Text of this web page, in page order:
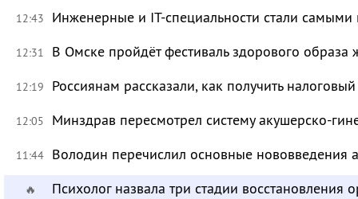
12:43 Инженерные и IT-специальности стали
12:31 В Омске пройдёт фестиваль здорового
12:19 Россиянам рассказали, как получить
12:05 Минздрав пересмотрел систему акушерско-
11:44 Володин перечислил основные нововведения
🔥 Психолог назвала три стадии восстановления